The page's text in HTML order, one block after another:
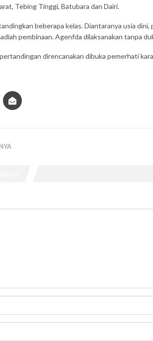
Tebing Tinggi, Batubara dan Dairi.
beberapa kelas. Diantaranya usia
pembinaan. Agenfda dilaksanakan tanpa
direncanakan dibuka pemerhati